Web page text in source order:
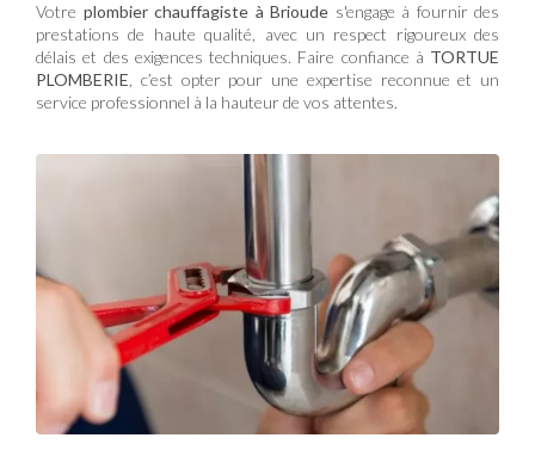
Votre plombier chauffagiste à Brioude s'engage à fournir des
prestations de haute qualité, avec un respect rigoureux des
délais et des exigences techniques. Faire confiance à TORTUE
PLOMBERIE , c’est opter pour une expertise reconnue et un
service professionnel à la hauteur de vos attentes.